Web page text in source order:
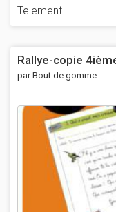
Telement
Rallye-copie
par Bout de gomme